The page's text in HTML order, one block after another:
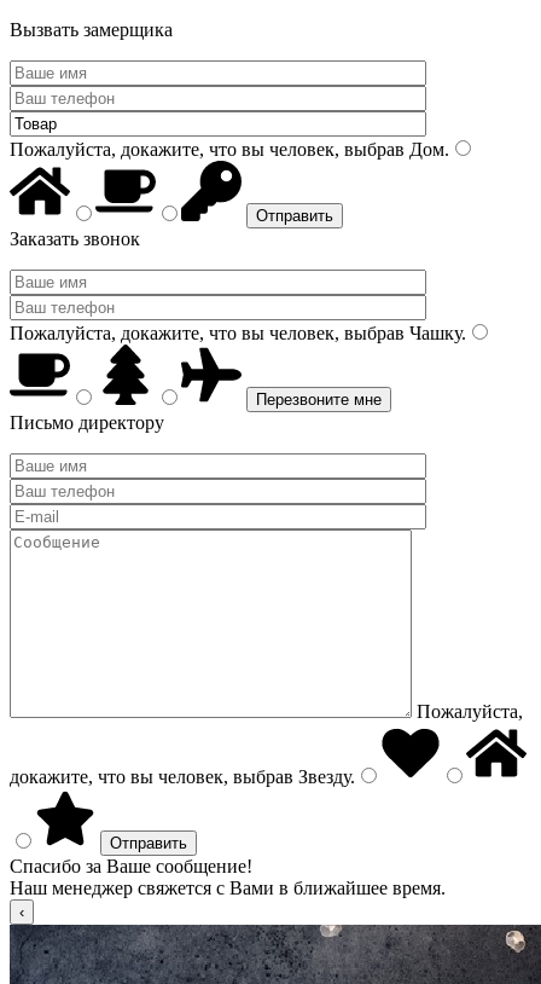
Вызвать замерщика
Пожалуйста, докажите, что вы человек, выбрав Дом.
Заказать звонок
Пожалуйста, докажите, что вы человек, выбрав Чашку.
Письмо директору
Пожалуйста,
докажите, что вы человек, выбрав Звезду.
Спасибо за Ваше сообщение!
Наш менеджер свяжется с Вами в ближайшее время.